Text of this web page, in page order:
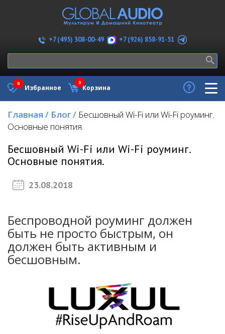
+7 (495) 308-00-49 +7 (926) 858-91-51
Избранное
0
Корзина
0
Главная / Блог/ Бесшовный Wi-Fi или Wi-Fi роуминг.
Основные понятия.
Бесшовный Wi-Fi или Wi-Fi роуминг.
Основные понятия.
23.08.2018
Беспроводной роуминг должен
быть не просто быстрым, он
должен быть активным и
бесшовным.